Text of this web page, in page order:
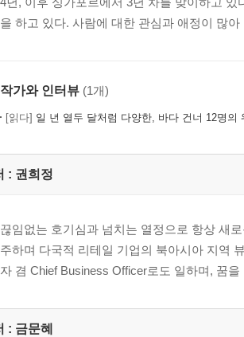
을 하고 있다. 사람에 대한 관심과 애정이 많
작가와 인터뷰 (1개)
[읽다] 일 년 열두 달처럼 다양한, 바다 건너 12명의
: 권희정
끊임없는 호기심과 넘치는 열정으로 항상 새
주하며 다국적 리테일 기업의 북아시아 지역
자 겸 Chief Business Officer로도 일하며, 꿈
: 금문혜